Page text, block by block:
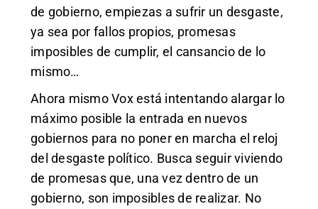
de gobierno, empiezas a sufrir un desgaste,
ya sea por fallos propios, promesas
imposibles de cumplir, el cansancio de lo
mismo…
Ahora mismo Vox está intentando alargar lo
máximo posible la entrada en nuevos
gobiernos para no poner en marcha el reloj
del desgaste político. Busca seguir viviendo
de promesas que, una vez dentro de un
gobierno, son imposibles de realizar. No